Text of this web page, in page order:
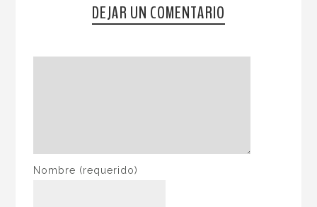
DEJAR UN COMENTARIO
Nombre (requerido)